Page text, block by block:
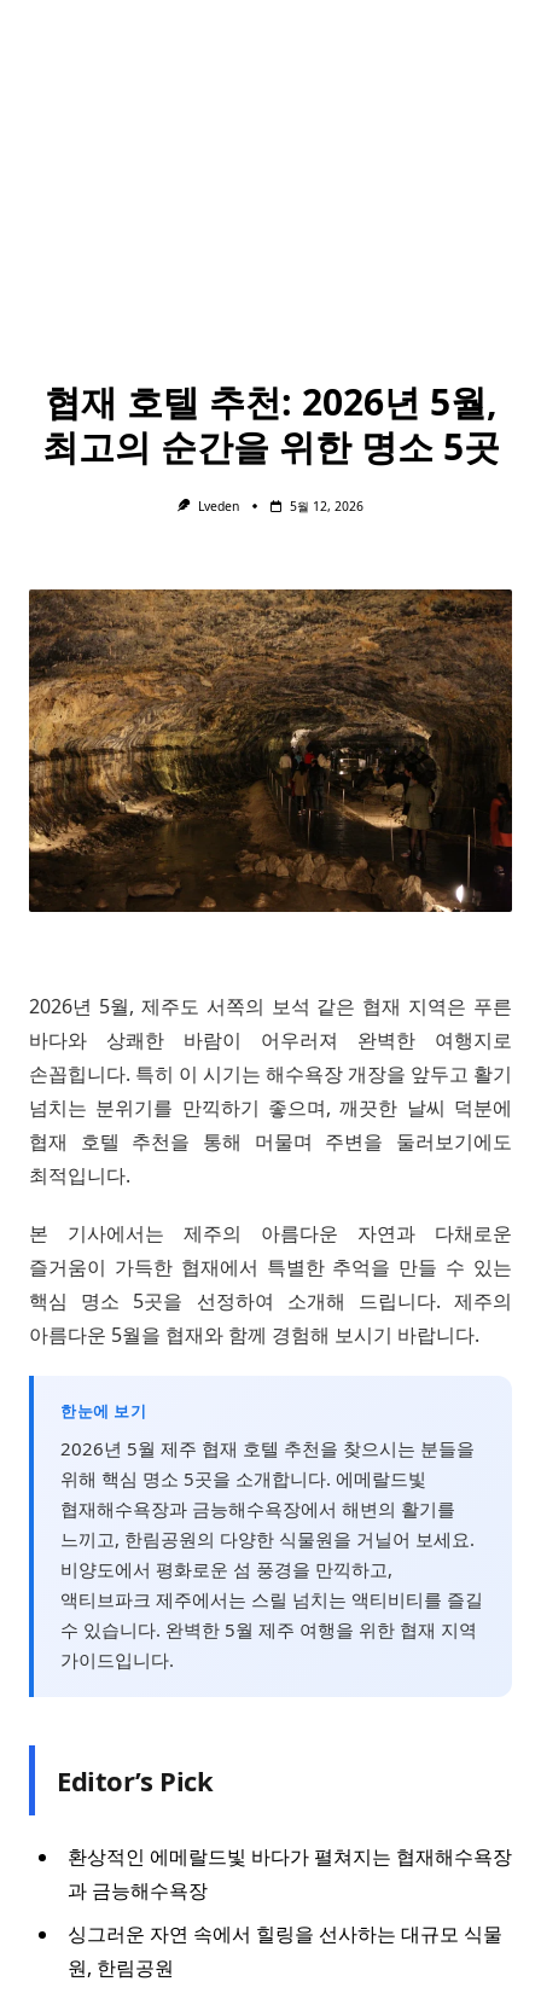
협재 호텔 추천: 2026년 5월,
최고의 순간을 위한 명소 5곳
Lveden 5월 12, 2026
2026년 5월, 제주도 서쪽의 보석 같은 협재 지역은 푸른
바다와 상쾌한 바람이 어우러져 완벽한 여행지로
손꼽힙니다. 특히 이 시기는 해수욕장 개장을 앞두고 활기
넘치는 분위기를 만끽하기 좋으며, 깨끗한 날씨 덕분에
협재 호텔 추천을 통해 머물며 주변을 둘러보기에도
최적입니다.
본 기사에서는 제주의 아름다운 자연과 다채로운
즐거움이 가득한 협재에서 특별한 추억을 만들 수 있는
핵심 명소 5곳을 선정하여 소개해 드립니다. 제주의
아름다운 5월을 협재와 함께 경험해 보시기 바랍니다.
한눈에 보기
2026년 5월 제주 협재 호텔 추천을 찾으시는 분들을
위해 핵심 명소 5곳을 소개합니다. 에메랄드빛
협재해수욕장과 금능해수욕장에서 해변의 활기를
느끼고, 한림공원의 다양한 식물원을 거닐어 보세요.
비양도에서 평화로운 섬 풍경을 만끽하고,
액티브파크 제주에서는 스릴 넘치는 액티비티를 즐길
수 있습니다. 완벽한 5월 제주 여행을 위한 협재 지역
가이드입니다.
Editor’s Pick
환상적인 에메랄드빛 바다가 펼쳐지는 협재해수욕장
과 금능해수욕장
싱그러운 자연 속에서 힐링을 선사하는 대규모 식물
원, 한림공원